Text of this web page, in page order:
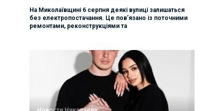
На Миколаївщині 6 серпня деякі вулиці залишаться
без електропостачання. Це пов’язано із поточними
ремонтами, реконструкціями та